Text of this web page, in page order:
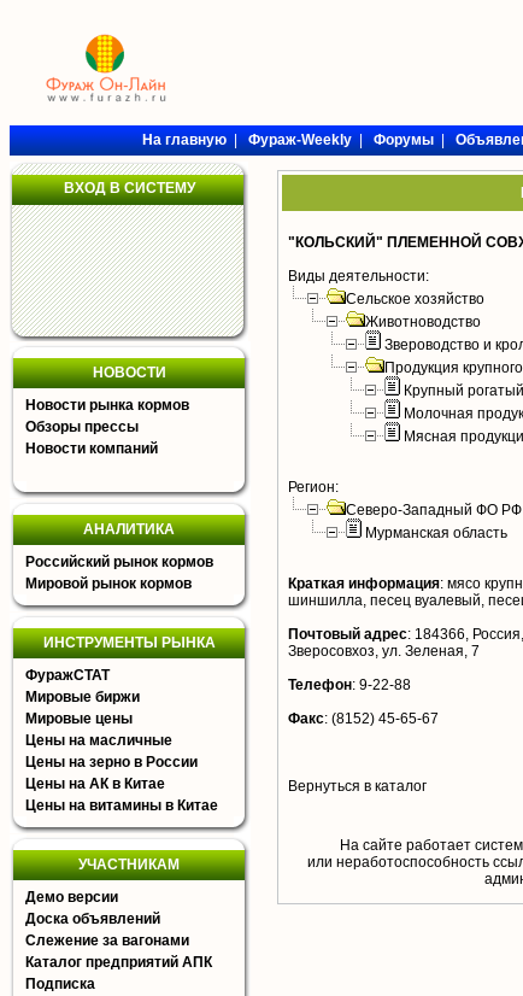
На главную|Фураж-Weekly|Форумы|
ВХОД В СИСТЕМУ
НОВОСТИ
Новости рынка кормов
Обзоры прессы
Новости компаний
АНАЛИТИКА
Российский рынок кормов
Мировой рынок кормов
ИНСТРУМЕНТЫ РЫНКА
ФуражСТАТ
Мировые биржи
Мировые цены
Цены на масличные
Цены на зерно в России
Цены на АК в Китае
Цены на витамины в Китае
УЧАСТНИКАМ
Демо версии
Доска объявлений
Слежение за вагонами
Каталог предприятий АПК
Подписка
"КОЛЬСКИЙ" ПЛЕМЕННОЙ
Виды деятельности:
Сельское хозяйство
Животноводство
Звероводство и
Продукция
Крупный
Молочная
Мясная
Регион:
Северо-Западный ФО РФ
Мурманская область
Краткая информация: мясо
шиншилла, песец вуалевый,
Почтовый адрес: 184366,
Зверосовхоз, ул. Зеленая, 7
Телефон: 9-22-88
Факс: (8152) 45-65-67
Вернуться в каталог
На сайте работает
или неработоспособность